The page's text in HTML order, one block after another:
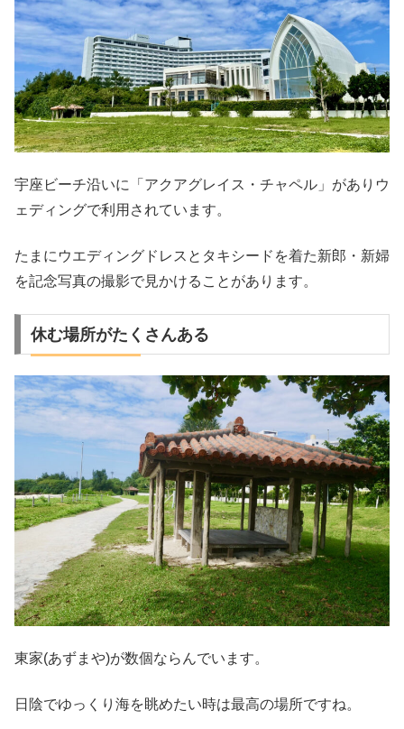
宇座ビーチ沿いに「 アクアグレイス・チャペル」があり ウ
ェディングで利用されています。
たまにウエディングドレスとタキシードを着た新郎・新婦
を記念写真の撮影で見かけることがあります。
休む場所がたくさんある
東家(あずまや)が数個ならんでいます。
日陰でゆっくり海を眺めたい時は最高の場所ですね。